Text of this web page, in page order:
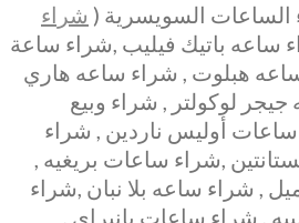
الساعات السويسرية ( شراء
ساعه باتيك فيليب ,شراء ساعة
ساعه هبلوت , شراء ساعه هاري
لوكولتر , شراء وبيع
أوليس ناردين , شراء
,شراء ساعات بريغيه ,
, شراء ساعه بلا نبان ,شراء
, شراء ساعات بانيراي ,